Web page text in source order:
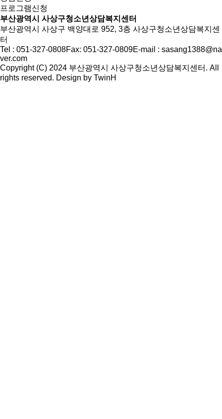
프로그램신청
부산광역시 사상구청소년상담복지센터
부산광역시 사상구 백양대로 952, 3층 사상구청소년상담복지센
터
Tel : 051-327-0808Fax: 051-327-0809E-mail : sasang1388@na
ver.com
Copyright (C) 2024 부산광역시 사상구청소년상담복지센터. All
rights reserved. Design by TwinH